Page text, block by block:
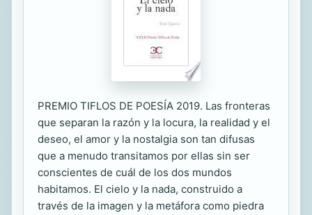
PREMIO TIFLOS DE POESÍA 2019. Las fronteras
que separan la razón y la locura, la realidad y el
deseo, el amor y la nostalgia son tan difusas
que a menudo transitamos por ellas sin ser
conscientes de cuál de los dos mundos
habitamos. El cielo y la nada, construido a
través de la imagen y la metáfora como piedra